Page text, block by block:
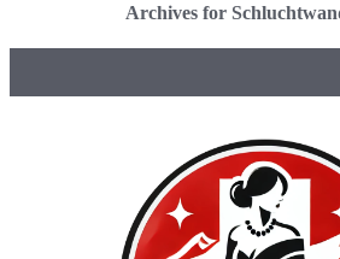
Archives for